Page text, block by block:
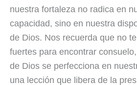
nuestra fortaleza no radica en
capacidad, sino en nuestra
de Dios. Nos recuerda que no
fuertes para encontrar
de Dios se perfecciona en
una lección que libera de la